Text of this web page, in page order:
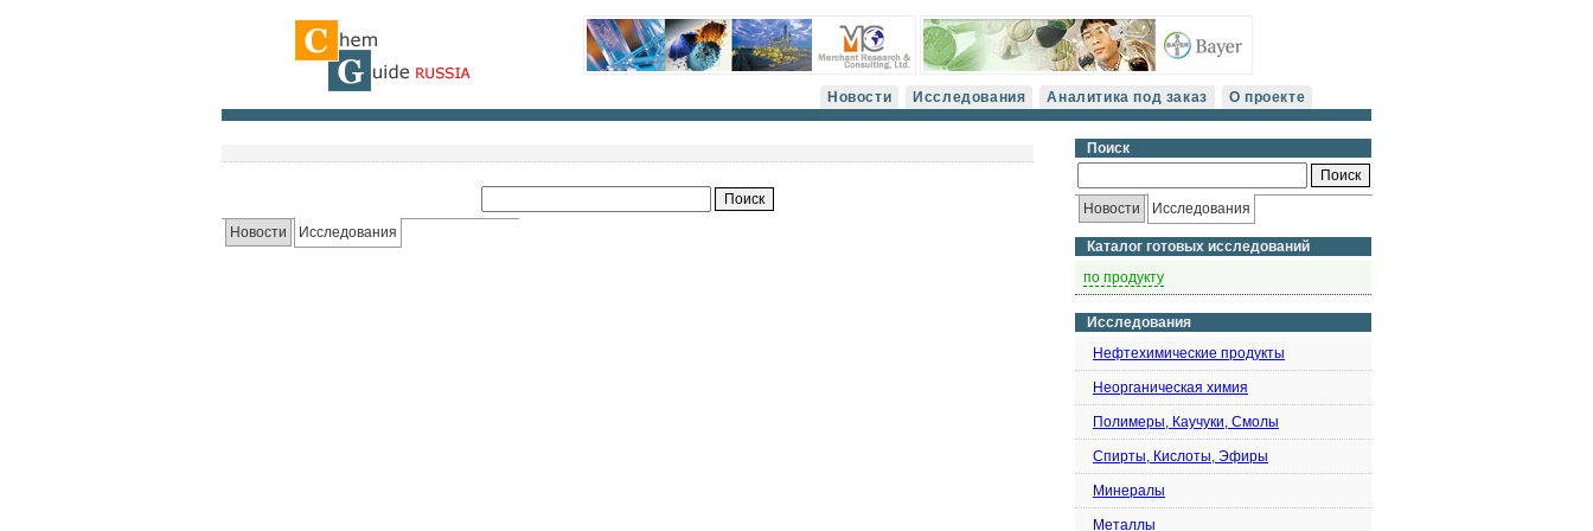
Новости Исследования Аналитика под заказ О проекте
Новости Исследования
Поиск
Новости Исследования
Каталог готовых исследований
по продукту
Исследования
Нефтехимические продукты
Неорганическая химия
Полимеры, Каучуки, Смолы
Спирты, Кислоты, Эфиры
Минералы
Металлы